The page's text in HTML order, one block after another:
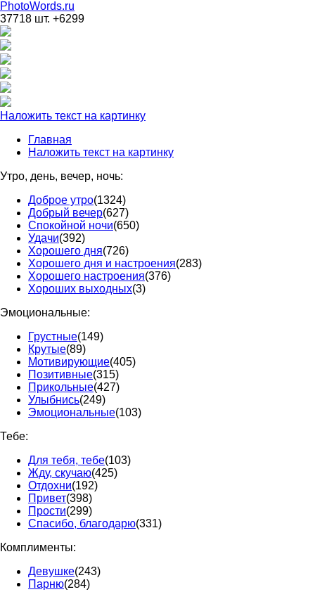
PhotoWords.ru
37718 шт. +6299
Наложить текст на картинку
Главная
Наложить текст на картинку
Утро, день, вечер, ночь:
Доброе утро(1324)
Добрый вечер(627)
Спокойной ночи(650)
Удачи(392)
Хорошего дня(726)
Хорошего дня и настроения(283)
Хорошего настроения(376)
Хороших выходных(3)
Эмоциональные:
Грустные(149)
Крутые(89)
Мотивирующие(405)
Позитивные(315)
Прикольные(427)
Улыбнись(249)
Эмоциональные(103)
Тебе:
Для тебя, тебе(103)
Жду, скучаю(425)
Отдохни(192)
Привет(398)
Прости(299)
Спасибо, благодарю(331)
Комплименты:
Девушке(243)
Парню(284)